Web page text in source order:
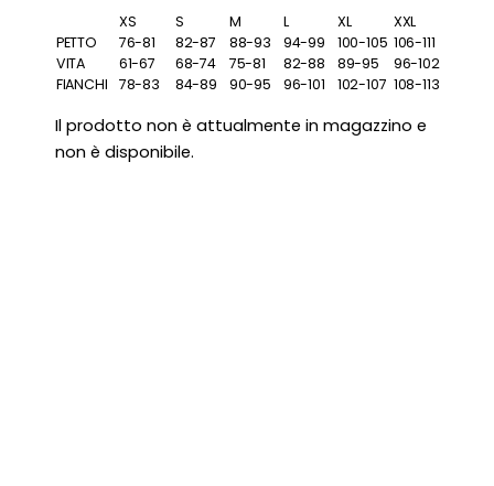
XS S M L XL
XXL
PETTO
76-81 82-87 88-93 94-99 100-105 106-111
VITA
61-67 68-74 75-81 82-88 89-95
96-102
FIANCHI
78-83 84-89 90-95 96-101 102-107 108-113
Il prodotto non è attualmente in magazzino e
non è disponibile.